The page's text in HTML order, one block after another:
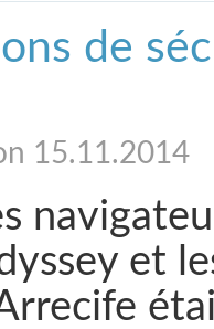
de
15.11.2014
et